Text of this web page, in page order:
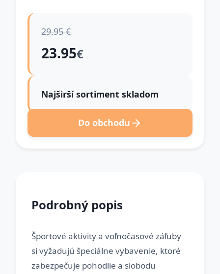
29.95 €
23.95€
Najširší sortiment skladom
Do obchodu
Podrobný popis
Športové aktivity a voľnočasové záľuby
si vyžadujú špeciálne vybavenie, ktoré
zabezpečuje pohodlie a slobodu